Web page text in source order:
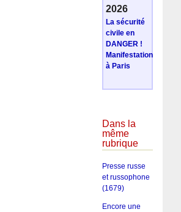
2026
La sécurité
civile en
DANGER !
Manifestation
à Paris
Dans la
même
rubrique
Presse russe
et russophone
(1679)
Encore une